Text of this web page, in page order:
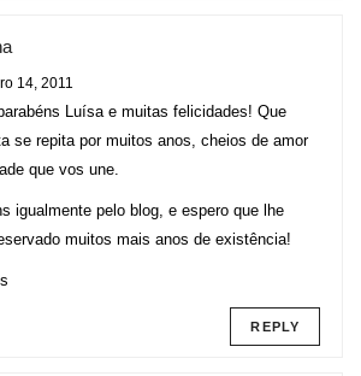
14, 2011
Luísa e muitas felicidades! Que
se repita por muitos anos, cheios de amor
que vos une.
igualmente pelo blog, e espero que lhe
muitos mais anos de existência!
REPLY